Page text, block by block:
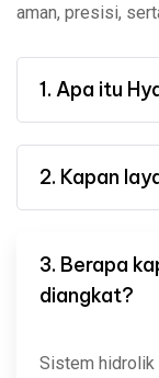
aman, presisi,
1. Apa itu
2. Kapan
3. Berapa
diangkat?
Sistem hidrolik